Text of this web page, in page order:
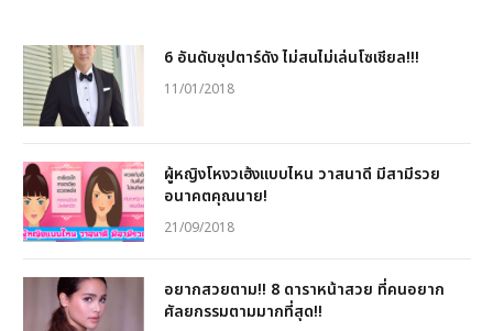
6 อันดับซุปตาร์ดัง ไม่สนไม่เล่นโซเชียล!!!
11/01/2018
ผู้หญิงโหงวเฮ้งแบบไหน วาสนาดี มีสามีรวย
อนาคตคุณนาย!
21/09/2018
อยากสวยตาม!! 8 ดาราหน้าสวย ที่คนอยาก
ศัลยกรรมตามมากที่สุด!!